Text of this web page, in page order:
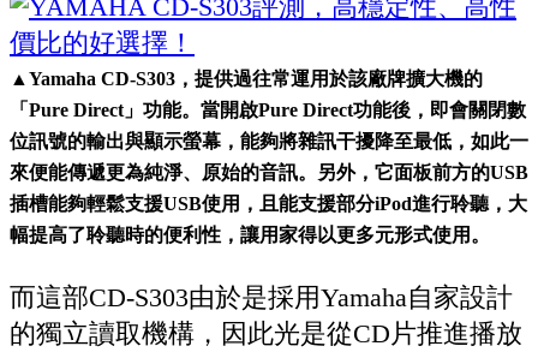
▲ Yamaha CD-S303，提供過往常運用於該廠牌擴大機的
「Pure Direct」功能。當開啟Pure Direct功能後，即會關閉數
位訊號的輸出與顯示螢幕，能夠將雜訊干擾降至最低，如此一
來便能傳遞更為純淨、原始的音訊。另外，它面板前方的USB
插槽能夠輕鬆支援USB使用，且能支援部分iPod進行聆聽，大
幅提高了聆聽時的便利性，讓用家得以更多元形式使用。
而這部CD-S303由於是採用Yamaha自家設計
的獨立讀取機構，因此光是從CD片推進播放